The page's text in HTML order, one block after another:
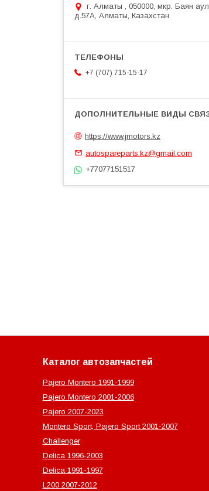
г. Алматы , 050000, мкр. Баян аул
д.57А, Алматы, Казахстан
+7 (707) 715-15-17
https://www.jmotors.kz
autospareparts.kz@gmail.com
+77077151517
Каталог автозапчастей
Pajero Montero 1991-1999
Pajero Montero 2001-2006
Pajero 2007-2023
Montero Sport, Pajero Sport 2001-2007
Challenger
Delica 1996-2003
Delica 1991-1997
L200 2007-2012